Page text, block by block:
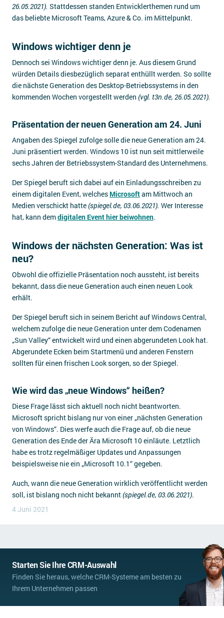
26.05.2021). Stattdessen standen Entwicklerthemen rund um
das beliebte Microsoft Teams, Azure & Co. im Mittelpunkt.
Windows wichtiger denn je
Dennoch sei Windows wichtiger denn je. Aus diesem Grund
würden Details diesbezüglich separat enthüllt werden. So sollte
die nächste Generation des Desktop-Betriebssystems in den
kommenden Wochen vorgestellt werden (vgl. t3n.de, 26.05.2021).
Präsentation der neuen Generation am 24. Juni
Angaben des Spiegel zufolge solle die neue Generation am 24.
Juni präsentiert werden. Windows 10 ist nun seit mittlerweile
sechs Jahren der Betriebssystem-Standard des Unternehmens.
Der Spiegel beruft sich dabei auf ein Einladungsschreiben zu
einem digitalen Event, welches Microsoftam Mittwoch an
Medien verschickt hatte(spiegel.de, 03.06.2021). Wer Interesse
hat, kann demdigitalen Event hier beiwohnen.
Windows der nächsten Generation: Was ist
neu?
Obwohl die offizielle Präsentation noch aussteht, ist bereits
bekannt, dass die neue Generation auch einen neuen Look
erhält.
Der Spiegel beruft sich in seinem Bericht auf Windows Central,
welchem zufolge die neue Generation unter dem Codenamen
„Sun Valley“ entwickelt wird und einen abgerundeten Look hat.
Abgerundete Ecken beim Startmenü und anderen Fenstern
sollten für einen frischen Look sorgen, so der Spiegel.
Wie wird das „neue Windows“ heißen?
Diese Frage lässt sich aktuell noch nicht beantworten.
Microsoft spricht bislang nur von einer „nächsten Generation
von Windows“. Dies werfe auch die Frage auf, ob die neue
Generation des Ende der Ära Microsoft 10 einläute. Letztlich
habe es trotz regelmäßiger Updates und Anpassungen
beispielsweise nie ein „Microsoft 10.1“ gegeben.
Auch, wann die neue Generation wirklich veröffentlicht werden
soll, ist bislang noch nicht bekannt(spiegel.de, 03.06.2021).
4 Juni 2021
Starten Sie Ihre CRM-Auswahl
Finden Sie heraus, welche CRM-Systeme am besten zu
Ihrem Unternehmen passen